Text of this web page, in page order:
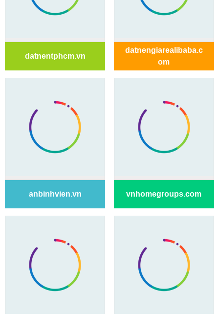
datnentphcm.vn
datnengiarealibaba.c
om
anbinhvien.vn vnhomegroups.com